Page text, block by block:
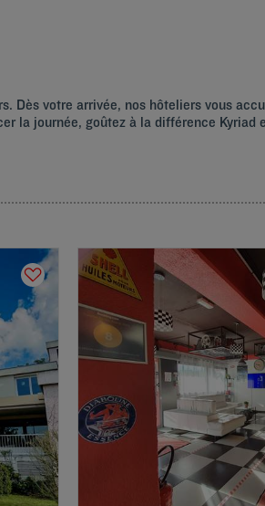
Dès votre arrivée, nos hôteliers vous
la journée, goûtez à la différence